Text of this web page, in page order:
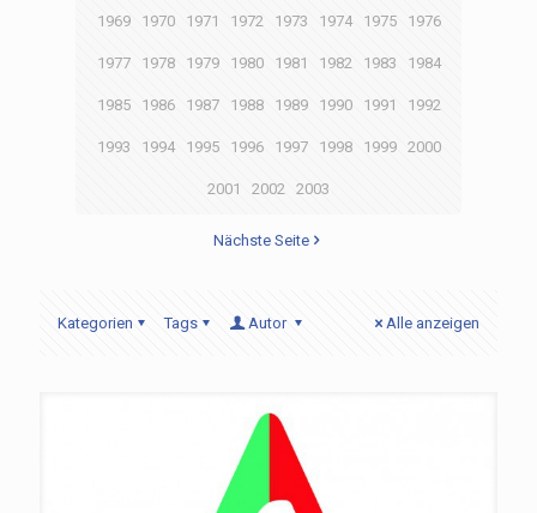
1969 1970 1971 1972 1973 1974 1975 1976
1977 1978 1979 1980 1981 1982 1983 1984
1985 1986 1987 1988 1989 1990 1991 1992
1993 1994 1995 1996 1997 1998 1999 2000
2001 2002 2003
Nächste Seite
Kategorien Tags Autor Alle anzeigen